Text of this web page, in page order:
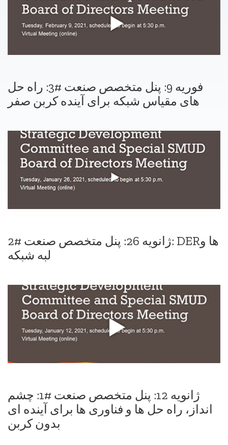
فوریه 9: پنل متخصص صنعت #3: راه حل
های مقیاس شبکه برای آینده کربن صفر
ژانویه 26: پنل متخصص صنعت #2: DERها و
لبه شبکه
ژانویه 12: پنل متخصص صنعت #1: چشم
انداز، راه حل ها و فناوری ها برای آینده ای
بدون کربن